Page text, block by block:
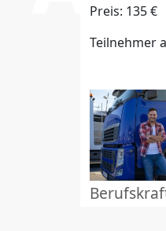
Preis: 135 €
Teilnehmer